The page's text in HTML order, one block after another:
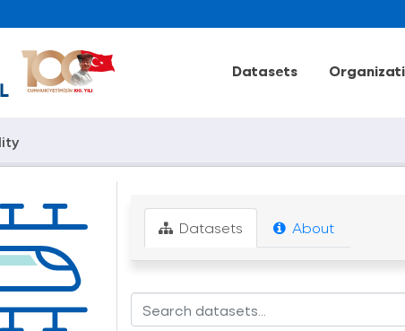
Datasets
Datasets About